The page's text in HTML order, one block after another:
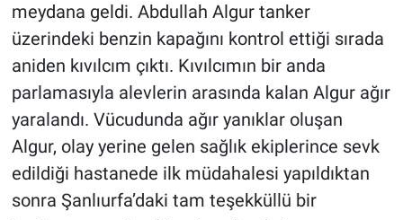
meydana geldi. Abdullah Algur tanker
üzerindeki benzin kapağını kontrol ettiği sırada
aniden kıvılcım çıktı. Kıvılcımın bir anda
parlamasıyla alevlerin arasında kalan Algur ağır
yaralandı. Vücudunda ağır yanıklar oluşan
Algur, olay yerine gelen sağlık ekiplerince sevk
edildiği hastanede ilk müdahalesi yapıldıktan
sonra Şanlıurfa’daki tam teşekküllü bir